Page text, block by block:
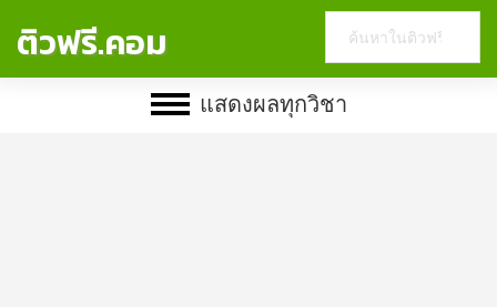
ติวฟรี.คอม
website
แสดงผลทุกวิชา